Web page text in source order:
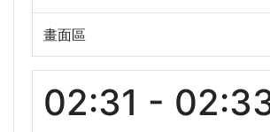
畫面區
02:31 -